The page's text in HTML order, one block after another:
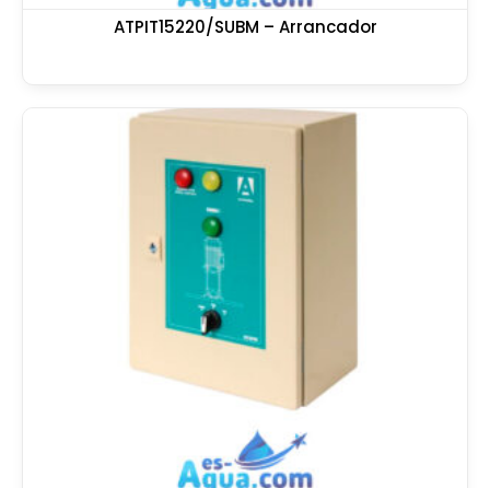
ATPIT15220/SUBM – Arrancador